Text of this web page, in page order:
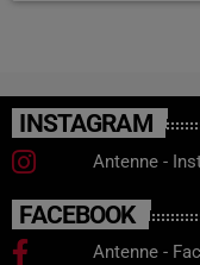
INSTAGRAM
Antenne -
FACEBOOK
Antenne -